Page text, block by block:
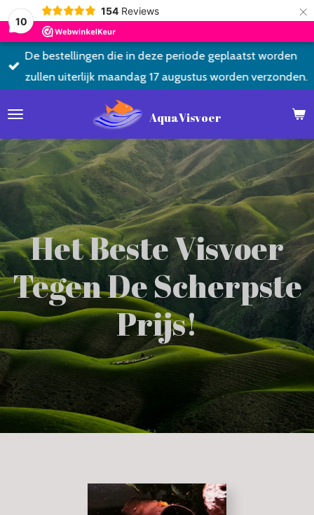
10
154 Reviews ×
AquaVisvoer
De bestellingen die in deze periode geplaatst worden
zullen uiterlijk maandag 17 augustus worden verzonden.
Het Beste Visvoer
Tegen De Scherpste
Prijs!